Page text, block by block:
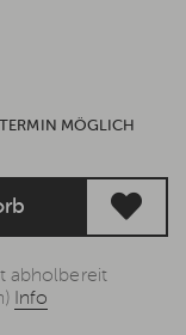
MÖGLICH
abholbereit
Info